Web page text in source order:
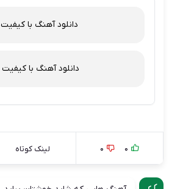
دانلود آهنگ با کیفیت 128
دانلود آهنگ با کیفیت 320
0
0 لینک کوتاه